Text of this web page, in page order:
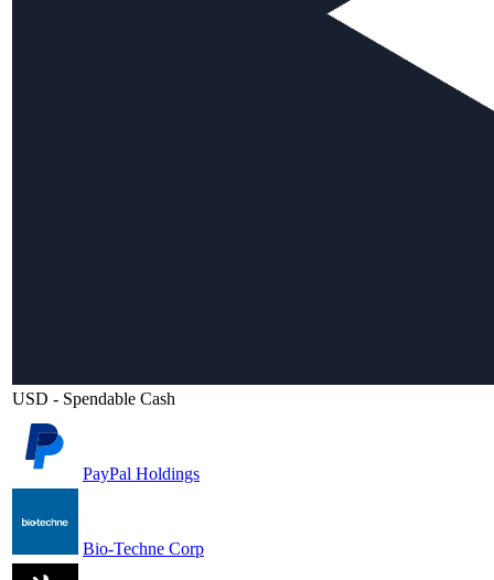
USD - Spendable Cash
PayPal Holdings
Bio-Techne Corp